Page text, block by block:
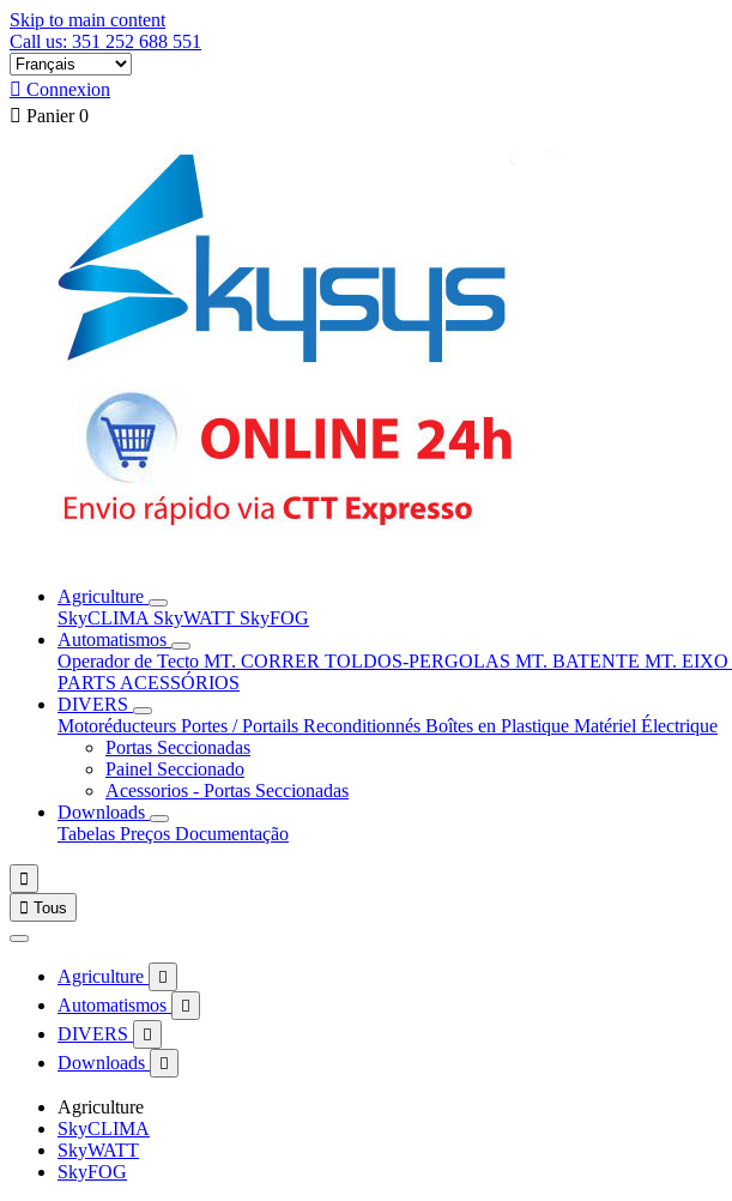
Skip to main content
Call us: 351 252 688 551
 Connexion
 Panier 0
Agriculture
SkyCLIMA SkyWATT SkyFOG
Automatismos
Operador de Tecto MT. CORRER TOLDOS-PERGOLAS MT. BATENTE MT. EIXO
PARTS ACESSÓRIOS
DIVERS
Motoréducteurs Portes / Portails Reconditionnés Boîtes en Plastique Matériel Électrique
Portas Seccionadas
Painel Seccionado
Acessorios - Portas Seccionadas
Downloads
Tabelas Preços Documentação

 Tous
Agriculture 
Automatismos 
DIVERS 
Downloads 
Agriculture
SkyCLIMA
SkyWATT
SkyFOG